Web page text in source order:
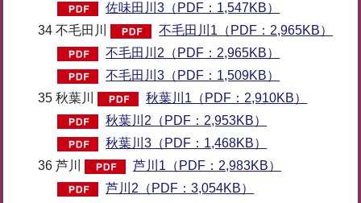
佐味田川3（PDF：1,547KB）
34 不毛田川
不毛田川1（PDF：2,965KB）
不毛田川2（PDF：2,965KB）
不毛田川3（PDF：1,509KB）
35 秋葉川
秋葉川1（PDF：2,910KB）
秋葉川2（PDF：2,953KB）
秋葉川3（PDF：1,468KB）
36 芦川
芦川1（PDF：2,983KB）
芦川2（PDF：3,054KB）